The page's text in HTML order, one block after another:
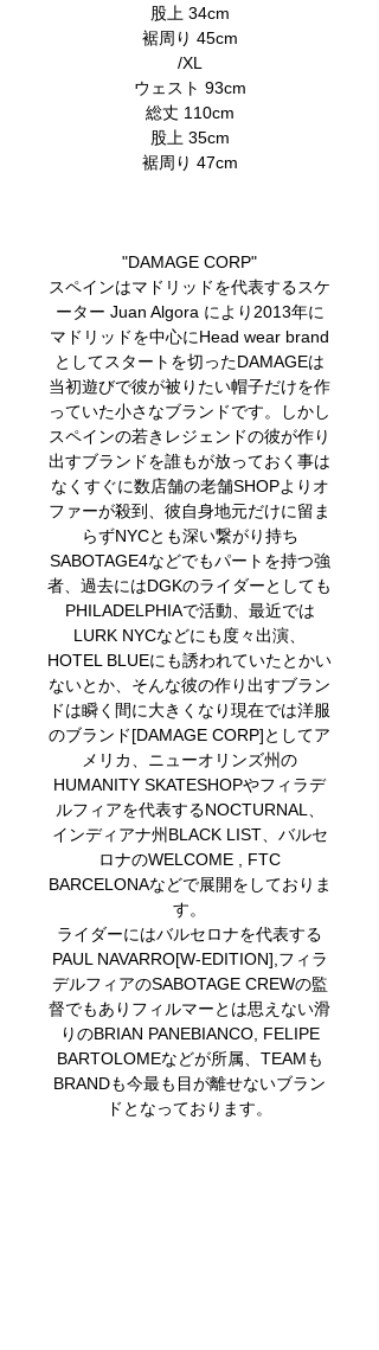
股上 34cm
裾周り 45cm
/XL
ウェスト 93cm
総丈 110cm
股上 35cm
裾周り 47cm
"DAMAGE CORP"
スペインはマドリッドを代表するスケ
ーター Juan Algora により2013年に
マドリッドを中心にHead wear brand
としてスタートを切ったDAMAGEは
当初遊びで彼が被りたい帽子だけを作
っていた小さなブランドです。しかし
スペインの若きレジェンドの彼が作り
出すブランドを誰もが放っておく事は
なくすぐに数店舗の老舗SHOPよりオ
ファーが殺到、彼自身地元だけに留ま
らずNYCとも深い繋がり持ち
SABOTAGE4などでもパートを持つ強
者、過去にはDGKのライダーとしても
PHILADELPHIAで活動、最近では
LURK NYCなどにも度々出演、
HOTEL BLUEにも誘われていたとかい
ないとか、そんな彼の作り出すブラン
ドは瞬く間に大きくなり現在では洋服
のブランド[DAMAGE CORP]としてア
メリカ、ニューオリンズ州の
HUMANITY SKATESHOPやフィラデ
ルフィアを代表するNOCTURNAL、
インディアナ州BLACK LIST、バルセ
ロナのWELCOME , FTC
BARCELONAなどで展開をしておりま
す。
ライダーにはバルセロナを代表する
PAUL NAVARRO[W-EDITION],フィラ
デルフィアのSABOTAGE CREWの監
督でもありフィルマーとは思えない滑
りのBRIAN PANEBIANCO, FELIPE
BARTOLOMEなどが所属、TEAMも
BRANDも今最も目が離せないブラン
ドとなっております。